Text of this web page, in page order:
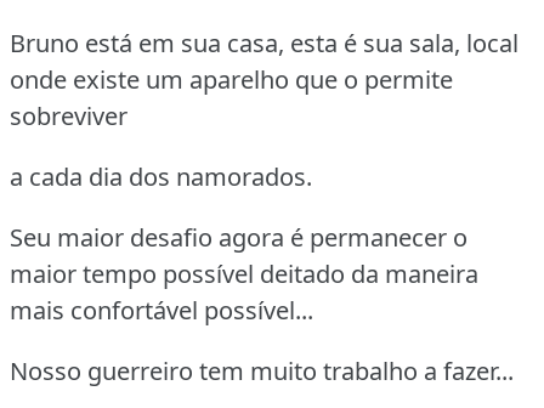
Bruno está em sua casa, esta é sua sala, local
onde existe um aparelho que o permite
sobreviver
a cada dia dos namorados.
Seu maior desafio agora é permanecer o
maior tempo possível deitado da maneira
mais confortável possível...
Nosso guerreiro tem muito trabalho a fazer...